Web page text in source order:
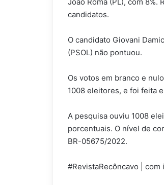
candidatos.
O candidato Giovani
(PSOL) não pontuou.
Os votos em branco e
1008 eleitores, e foi feita
A pesquisa ouviu 1008
porcentuais. O nível de
BR-05675/2022.
#RevistaRecôncavo |